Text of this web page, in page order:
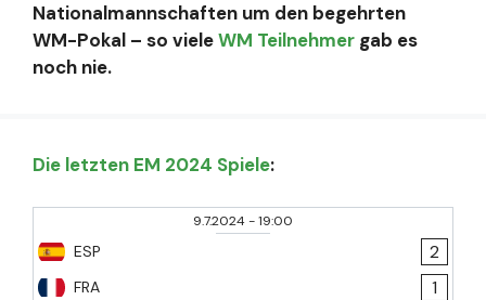
Nationalmannschaften um den begehrten
WM-Pokal – so vieleWM Teilnehmer gab es
noch nie.
Die letzten EM 2024 Spiele:
9.7.2024-19:00
ESP
FRA
2
1